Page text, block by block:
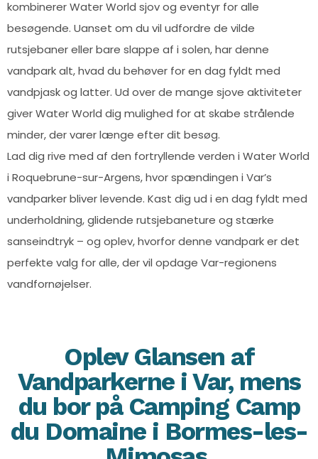
kombinerer Water World sjov og eventyr for alle
besøgende. Uanset om du vil udfordre de vilde
rutsjebaner eller bare slappe af i solen, har denne
vandpark alt, hvad du behøver for en dag fyldt med
vandpjask og latter. Ud over de mange sjove aktiviteter
giver Water World dig mulighed for at skabe strålende
minder, der varer længe efter dit besøg.
Lad dig rive med af den fortryllende verden i Water World
i Roquebrune-sur-Argens, hvor spændingen i Var’s
vandparker bliver levende. Kast dig ud i en dag fyldt med
underholdning, glidende rutsjebaneture og stærke
sanseindtryk – og oplev, hvorfor denne vandpark er det
perfekte valg for alle, der vil opdage Var-regionens
vandfornøjelser.
Oplev Glansen af
Vandparkerne i Var, mens
du bor på Camping Camp
du Domaine i Bormes-les-